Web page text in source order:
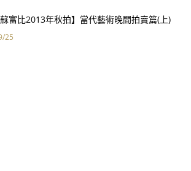
蘇富比2013年秋拍】當代藝術晚間拍賣篇(上)
25